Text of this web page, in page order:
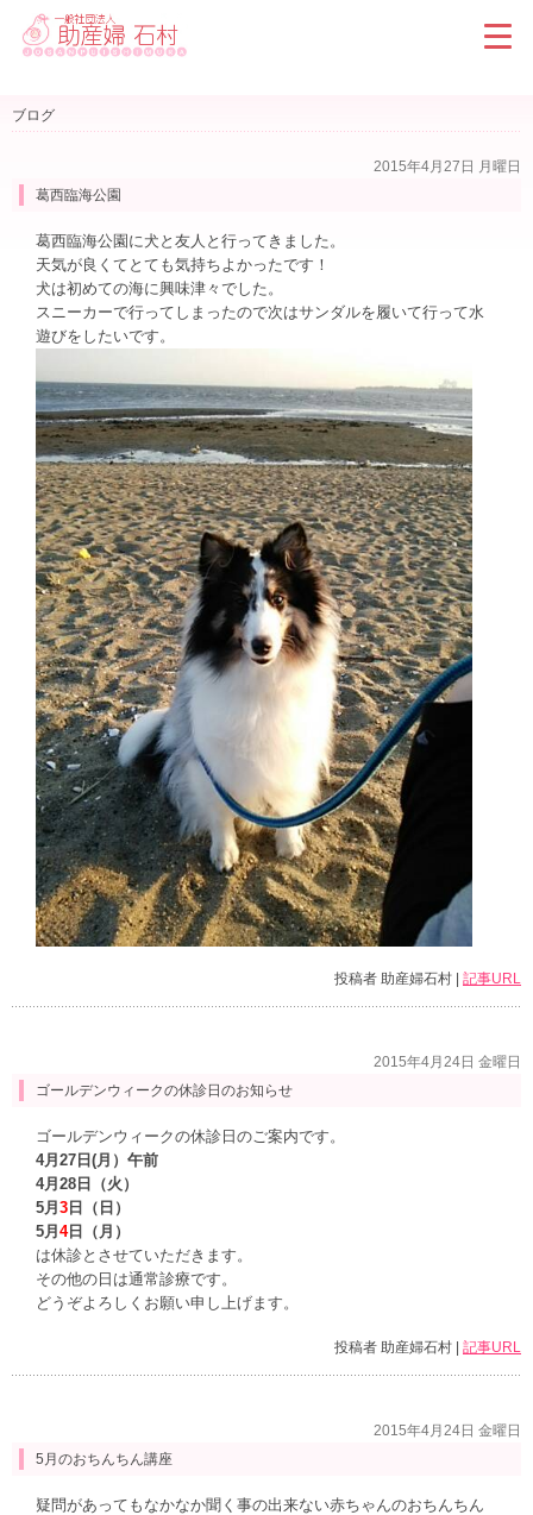
ブログ
2015年4月27日 月曜日
葛西臨海公園
葛西臨海公園に犬と友人と行ってきました。
天気が良くてとても気持ちよかったです！
犬は初めての海に興味津々でした。
スニーカーで行ってしまったので次はサンダルを履いて行って水
遊びをしたいです。
投稿者 助産婦石村 | 記事URL
2015年4月24日 金曜日
ゴールデンウィークの休診日のお知らせ
ゴールデンウィークの休診日のご案内です。
4月27日(月）午前
4月28日（火）
5月 3 日（日）
5月 4日（月）
は休診とさせていただきます。
その他の日は通常診療です。
どうぞよろしくお願い申し上げます。
投稿者 助産婦石村 | 記事URL
2015年4月24日 金曜日
5月のおちんちん講座
疑問があってもなかなか聞く事の出来ない赤ちゃんのおちんちん